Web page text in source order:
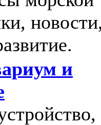
и